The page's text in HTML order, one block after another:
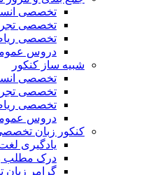
تخصصی
تخصصی
تخصصی
دروس
شبیه ساز کنکور
تخصصی
تخصصی
تخصصی
دروس
کنکور زبان
یادگیری
درک مطلب
گرامر